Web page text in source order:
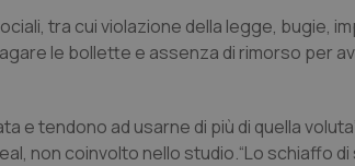
tra cui violazione della legge, bugie,
le bollette e assenza di rimorso per
e tendono ad usarne di più di quella
non coinvolto nello studio.“Lo schiaffo di